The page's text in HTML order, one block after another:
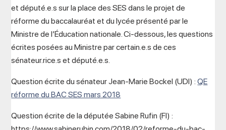
et député.e.s sur la place des SES dans le projet de
réforme du baccalauréat et du lycée présenté par le
Ministre de l’Éducation nationale. Ci-dessous, les questions
écrites posées au Ministre par certain.e.s de ces
sénateur.rice.s et député.e.s.
Question écrite du sénateur Jean-Marie Bockel (UDI) :QE
réforme du BAC SES mars 2018
Question écrite de la députée Sabine Rufin (FI) :